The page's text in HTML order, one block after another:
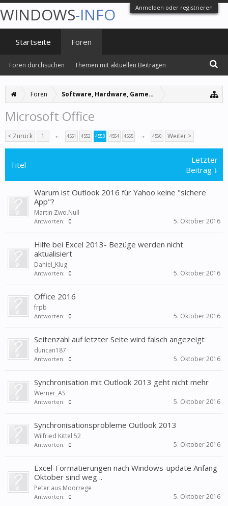
Anmelden oder registrieren
Foren Software, Hardware, Games, Grafiken
Microsoft Office
< Zurück 1 ← 4551 4552 4553 4554 4555 → 4560 Weiter >
Titel
Letzter
Beitrag ↓
Warum ist Outlook 2016 für Yahoo keine "sichere
App"?
Martin Zwo.Null
Antworten: 0 5. Oktober 2016
Hilfe bei Excel 2013- Bezüge werden nicht
aktualisiert
Daniel_Klug
Antworten: 0 5. Oktober 2016
Office 2016
frpb
Antworten: 0 5. Oktober 2016
Seitenzahl auf letzter Seite wird falsch angezeigt
duncan187
Antworten: 0 5. Oktober 2016
Synchronisation mit Outlook 2013 geht nicht mehr
Werner_AS
Antworten: 0 5. Oktober 2016
Synchronisationsprobleme Outlook 2013
Wilfried Kittel 52
Antworten: 0 5. Oktober 2016
Excel-Formatierungen nach Windows-update Anfang
Oktober sind weg ..
Peter aus Moorrege
Antworten: 0 5. Oktober 2016
WINDOWS-INFO
Startseite Foren
Foren durchsuchen Themen mit aktuellen Beiträgen